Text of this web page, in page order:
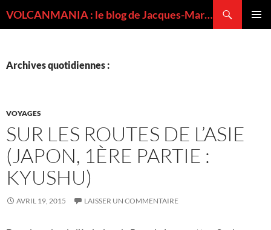
VOLCANMANIA : le blog de Jacques-Marie BARDINTZEFF, volcanologue
Archives quotidiennes :
VOYAGES
SUR LES ROUTES DE L’ASIE
(JAPON, 1ÈRE PARTIE :
KYUSHU)
AVRIL 19, 2015 LAISSER UN COMMENTAIRE